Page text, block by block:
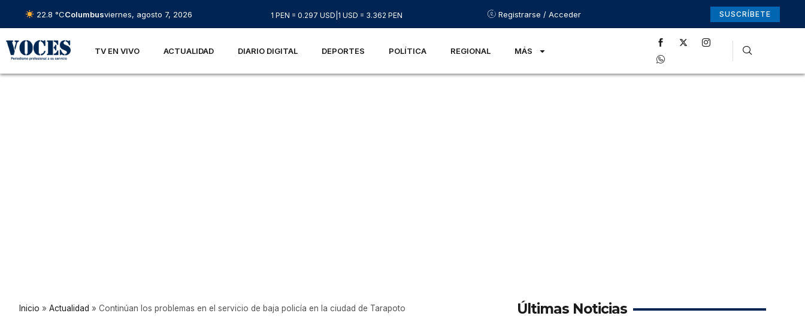
22.8 °CColumbusviernes, agosto 7, 2026 1 PEN = 0.297 USD 1 USD = 3.362 PEN Registrarse / Acceder SUSCRÍBETE
TV EN VIVO ACTUALIDAD DIARIO DIGITAL DEPORTES POLÍTICA REGIONAL MÁS
Inicio » Actualidad » Continúan los problemas en el servicio de baja policía en la ciudad de Tarapoto Últimas Noticias